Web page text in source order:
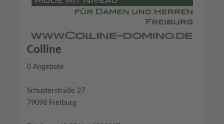
Colline
0 Angebote
Schusterstraße 27
79098 Freiburg